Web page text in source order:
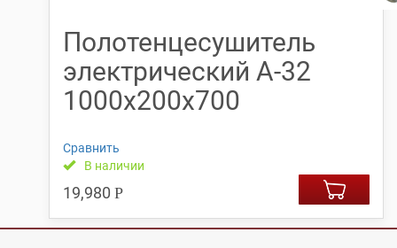
Полотенцесушитель
электрический А-32
1000х200х700
Сравнить
В наличии
19,980 Р